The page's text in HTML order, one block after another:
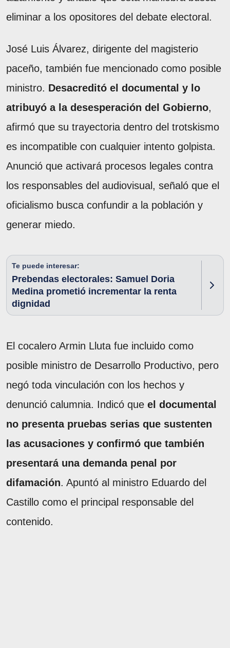
eliminar a los opositores del debate electoral.
José Luis Álvarez, dirigente del magisterio
paceño, también fue mencionado como posible
ministro. Desacreditó el documental y lo
atribuyó a la desesperación del Gobierno,
afirmó que su trayectoria dentro del trotskismo
es incompatible con cualquier intento golpista.
Anunció que activará procesos legales contra
los responsables del audiovisual, señaló que el
oficialismo busca confundir a la población y
generar miedo.
Te puede interesar:
Prebendas electorales: Samuel Doria
Medina prometió incrementar la renta
dignidad
El cocalero Armin Lluta fue incluido como
posible ministro de Desarrollo Productivo, pero
negó toda vinculación con los hechos y
denunció calumnia. Indicó que el documental
no presenta pruebas serias que sustenten
las acusaciones y confirmó que también
presentará una demanda penal por
difamación. Apuntó al ministro Eduardo del
Castillo como el principal responsable del
contenido.